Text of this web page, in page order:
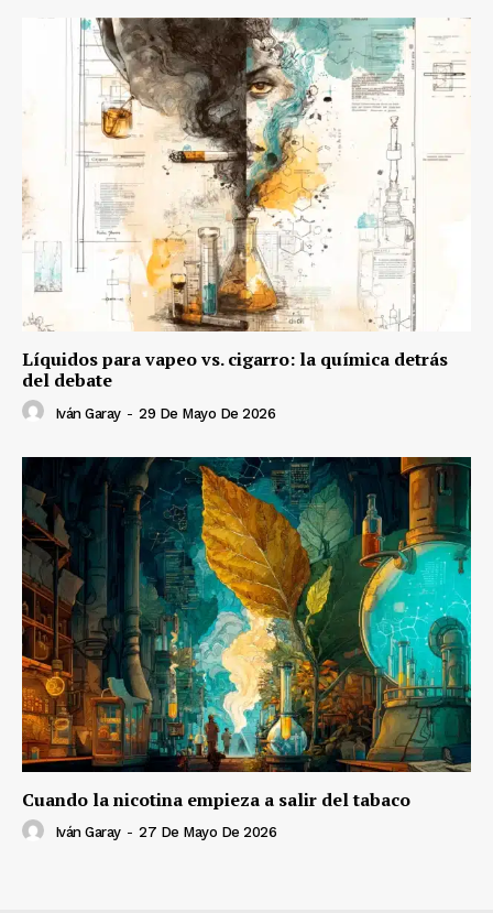
Líquidos para vapeo vs. cigarro: la química detrás
del debate
Iván Garay - 29 De Mayo De 2026
Cuando la nicotina empieza a salir del tabaco
Iván Garay - 27 De Mayo De 2026